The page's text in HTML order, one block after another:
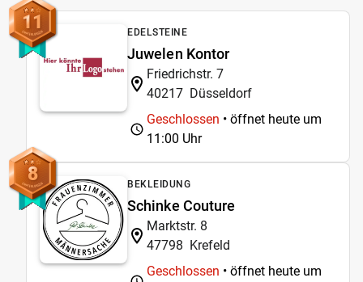
11 EDELSTEINE
Juwelen Kontor
Friedrichstr. 7
40217 Düsseldorf
Geschlossen • öffnet heute um
11:00 Uhr
8 BEKLEIDUNG
Schinke Couture
Marktstr. 8
47798 Krefeld
Geschlossen • öffnet heute um